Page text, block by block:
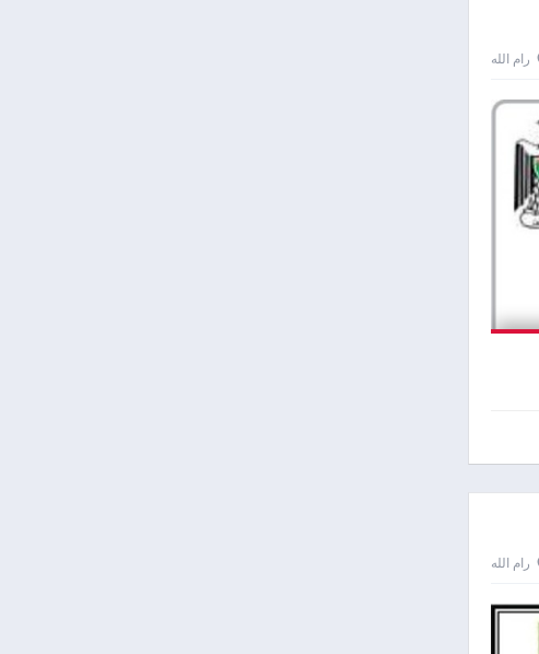
رام الله
رام الله